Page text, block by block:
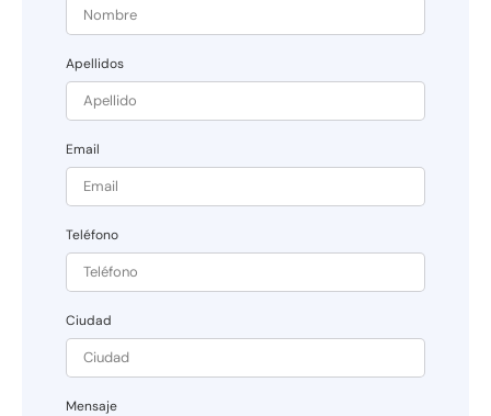
Apellidos
Email
Teléfono
Ciudad
Mensaje